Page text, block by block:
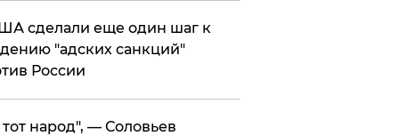
сделали еще один шаг к
"адских санкций"
России
народ", — Соловьев